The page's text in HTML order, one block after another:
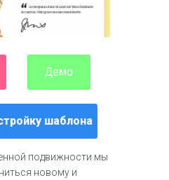
Демо
шаблона
подвижности мы
новому и